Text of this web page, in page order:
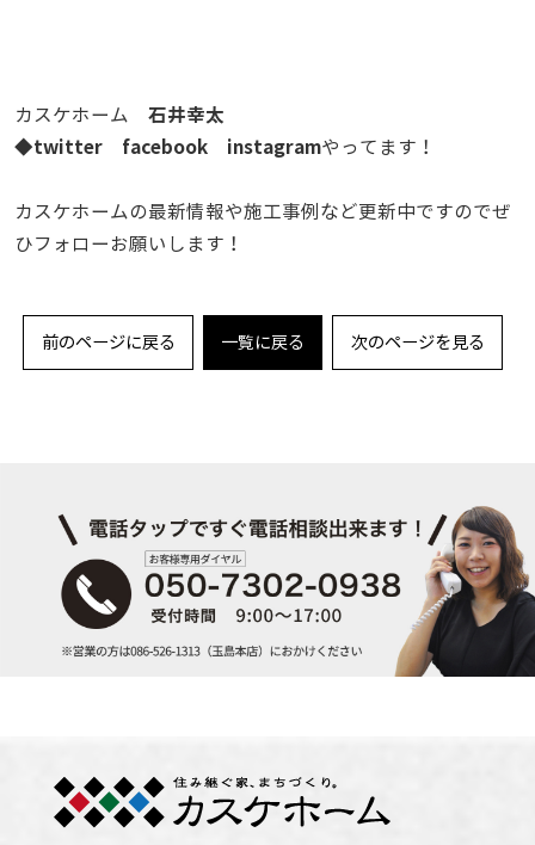
カスケホーム 石井幸太
◆twitter facebook instagramやってます！
カスケホームの最新情報や施工事例など更新中ですのでぜ
ひフォローお願いします！
前のページに戻る 一覧に戻る 次のページを見る